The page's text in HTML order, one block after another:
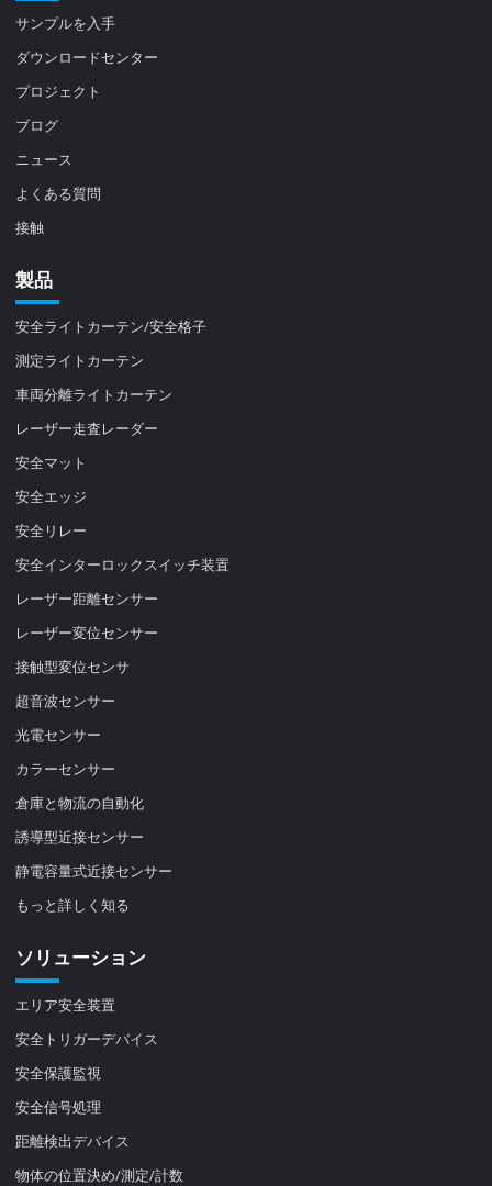
サンプルを入手
ダウンロードセンター
プロジェクト
ブログ
ニュース
よくある質問
接触
製品
安全ライトカーテン/安全格子
測定ライトカーテン
車両分離ライトカーテン
レーザー走査レーダー
安全マット
安全エッジ
安全リレー
安全インターロックスイッチ装置
レーザー距離センサー
レーザー変位センサー
接触型変位センサ
超音波センサー
光電センサー
カラーセンサー
倉庫と物流の自動化
誘導型近接センサー
静電容量式近接センサー
もっと詳しく知る
ソリューション
エリア安全装置
安全トリガーデバイス
安全保護監視
安全信号処理
距離検出デバイス
物体の位置決め/測定/計数